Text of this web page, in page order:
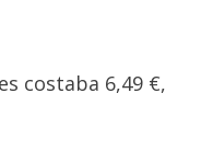
costaba 6,49 €,